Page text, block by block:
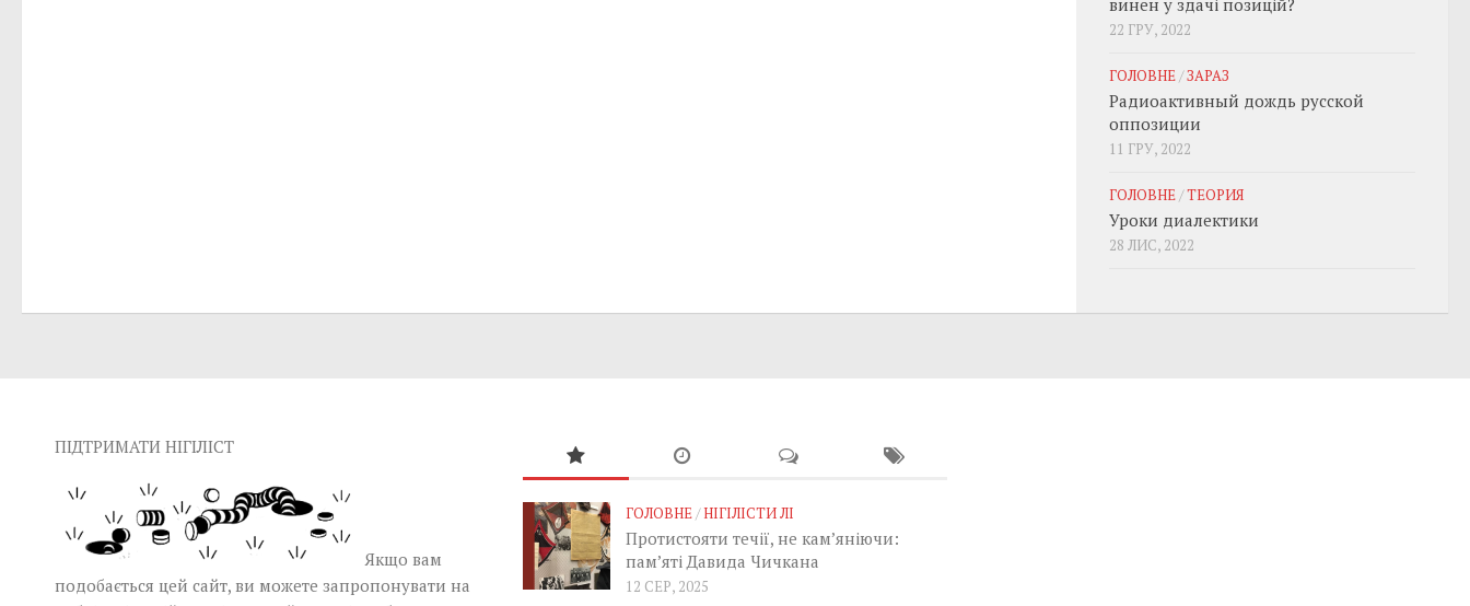
винен у здачі позицій?
22 ГРУ, 2022
ГОЛОВНЕ/ЗАРАЗ
Радиоактивный дождь русской
оппозиции
11 ГРУ, 2022
ГОЛОВНЕ/ТЕОРИЯ
Уроки диалектики
28 ЛИС, 2022
ПІДТРИМАТИ НІГІЛІСТ
Якщо вам
подобається цей сайт, ви можете запропонувати на
ГОЛОВНЕ/НІГІЛІСТИ ЛІ
Протистояти течії, не кам’яніючи:
пам’яті Давида Чичкана
12 СЕР, 2025